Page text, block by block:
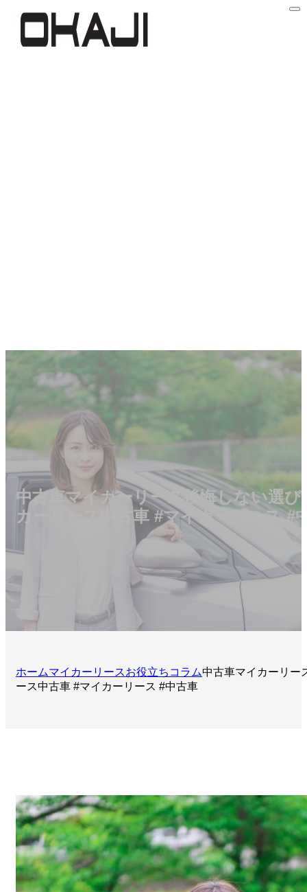
中古車マイカーリース後悔しない選
カーリース中古車 #マイカーリース #
ホームマイカーリースお役立ちコラム中古車マイカーリー
ース中古車 #マイカーリース #中古車